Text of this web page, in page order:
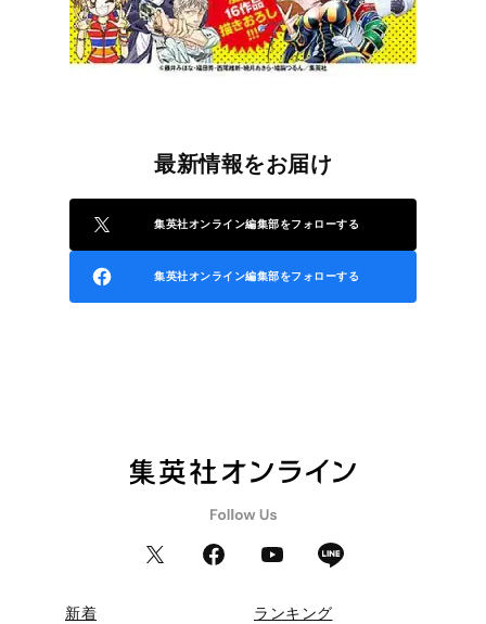
最新情報をお届け
集英社オンライン編集部をフォローする
集英社オンライン編集部をフォローする
新着 ランキング